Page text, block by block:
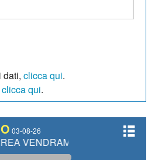
dati, clicca qui.
clicca qui.
03-08-26
FILIPPO FIORELLI